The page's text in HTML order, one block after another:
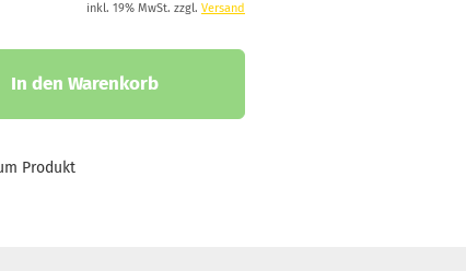
inkl. 19% MwSt. zzgl. Versand
In den Warenkorb
Produkt